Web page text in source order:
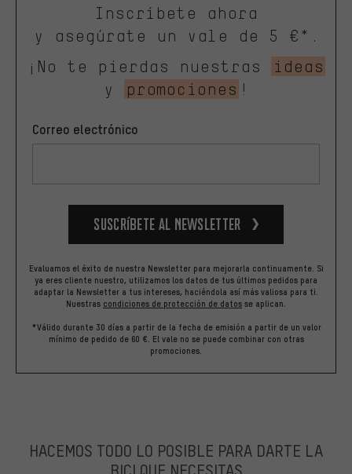
Inscríbete ahora
y asegúrate un vale de 5 €*.
¡No te pierdas nuestras
ideas
y
promociones !
Correo electrónico
Suscríbete al newsletter
Evaluamos el éxito de nuestra Newsletter para mejorarla continuamente. Si
ya eres cliente nuestro, utilizamos los datos de tus últimos pedidos para
adaptar la Newsletter a tus intereses, haciéndola así más valiosa para ti.
Nuestras condiciones de protección de datos se aplican.
*Válido durante 30 días a partir de la fecha de emisión a partir de un valor
mínimo de pedido de 60 €. El vale no se puede combinar con otras
promociones.
HACEMOS TODO LO POSIBLE PARA DARTE LA